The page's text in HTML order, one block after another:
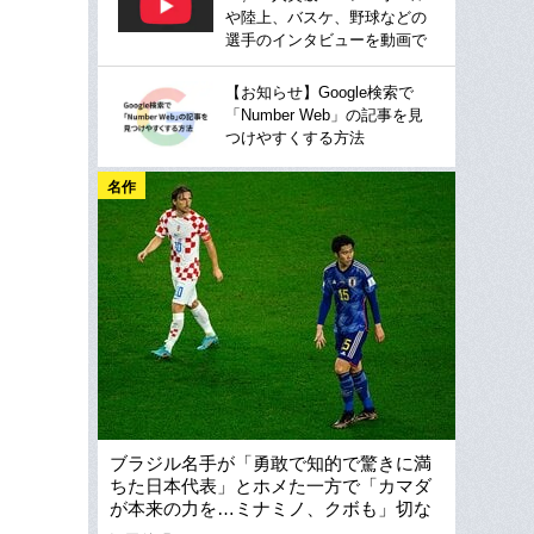
や陸上、バスケ、野球などの
選手のインタビューを動画で
【お知らせ】Google検索で
「Number Web」の記事を見
つけやすくする方法
名作
ブラジル名手が「勇敢で知的で驚きに満
ちた日本代表」とホメた一方で「カマダ
が本来の力を…ミナミノ、クボも」切な